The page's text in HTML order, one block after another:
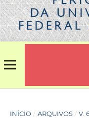
DA
INÍCIO / ARQUIVOS / V.